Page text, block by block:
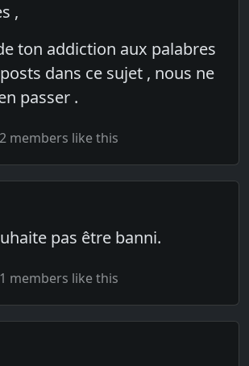
,
ton addiction aux palabres
dans ce sujet , nous ne
passer .
2 members like this
pas être banni.
1 members like this